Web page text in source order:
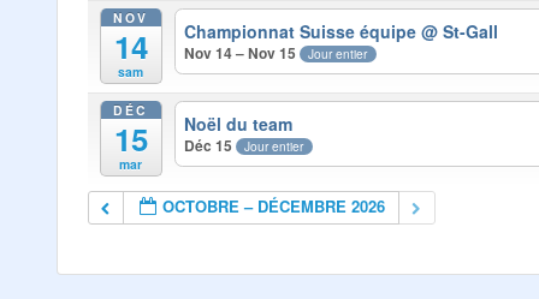
NOV
14
sam
Championnat Suisse équipe@ St-Gall
Nov 14 – Nov 15 Jour entier
DÉC
15
mar
Noël du team
Déc 15 Jour entier
OCTOBRE – DÉCEMBRE 2026